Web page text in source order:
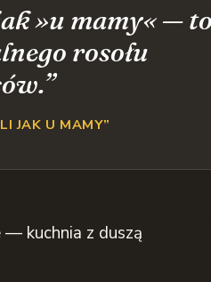
»u mamy« — to
rosołu
JAK U MAMY”